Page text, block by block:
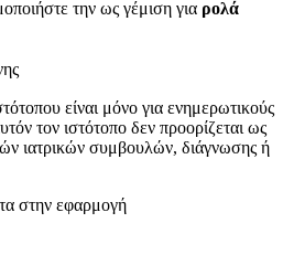
την ως γέμιση για ρολά
είναι μόνο για ενημερωτικούς
τον ιστότοπο δεν προορίζεται ως
ιατρικών συμβουλών, διάγνωσης ή
στην εφαρμογή